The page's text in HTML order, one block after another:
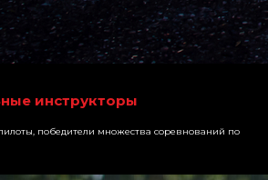
инструкторы
победители множества соревнований по